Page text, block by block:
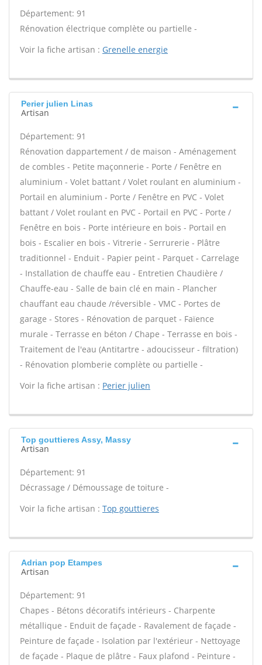
Département: 91
Rénovation électrique complète ou partielle -
Voir la fiche artisan : Grenelle energie
Perier julien Linas
Artisan
Département: 91
Rénovation dappartement / de maison - Aménagement
de combles - Petite maçonnerie - Porte / Fenêtre en
aluminium - Volet battant / Volet roulant en aluminium -
Portail en aluminium - Porte / Fenêtre en PVC - Volet
battant / Volet roulant en PVC - Portail en PVC - Porte /
Fenêtre en bois - Porte intérieure en bois - Portail en
bois - Escalier en bois - Vitrerie - Serrurerie - Plâtre
traditionnel - Enduit - Papier peint - Parquet - Carrelage
- Installation de chauffe eau - Entretien Chaudière /
Chauffe-eau - Salle de bain clé en main - Plancher
chauffant eau chaude /réversible - VMC - Portes de
garage - Stores - Rénovation de parquet - Faïence
murale - Terrasse en béton / Chape - Terrasse en bois -
Traitement de l'eau (Antitartre - adoucisseur - filtration)
- Rénovation plomberie complète ou partielle -
Voir la fiche artisan : Perier julien
Top gouttieres Assy, Massy
Artisan
Département: 91
Décrassage / Démoussage de toiture -
Voir la fiche artisan : Top gouttieres
Adrian pop Etampes
Artisan
Département: 91
Chapes - Bétons décoratifs intérieurs - Charpente
métallique - Enduit de façade - Ravalement de façade -
Peinture de façade - Isolation par l'extérieur - Nettoyage
de façade - Plaque de plâtre - Faux plafond - Peinture -